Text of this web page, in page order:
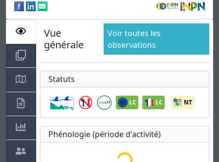
Vue
générale
Voir toutes les
observations
Statuts
LC LC NT
Phénologie (période d'activité)
Chargement des informations...